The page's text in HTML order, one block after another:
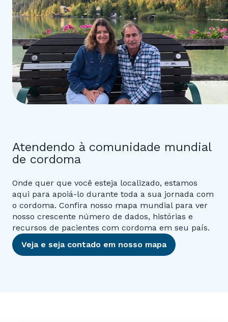
Atendendo à comunidade mundial
de cordoma
Onde quer que você esteja localizado, estamos
aqui para apoiá-lo durante toda a sua jornada com
o cordoma. Confira nosso mapa mundial para ver
nosso crescente número de dados, histórias e
recursos de pacientes com cordoma em seu país.
Veja e seja contado em nosso mapa